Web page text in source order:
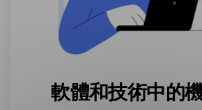
軟體和技術中的